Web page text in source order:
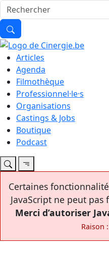
Articles
Agenda
Filmothèque
Professionnel·le·s
Organisations
Castings & Jobs
Boutique
Podcast
Certaines
JavaScript ne peut
Merci d’autoriser
Raison